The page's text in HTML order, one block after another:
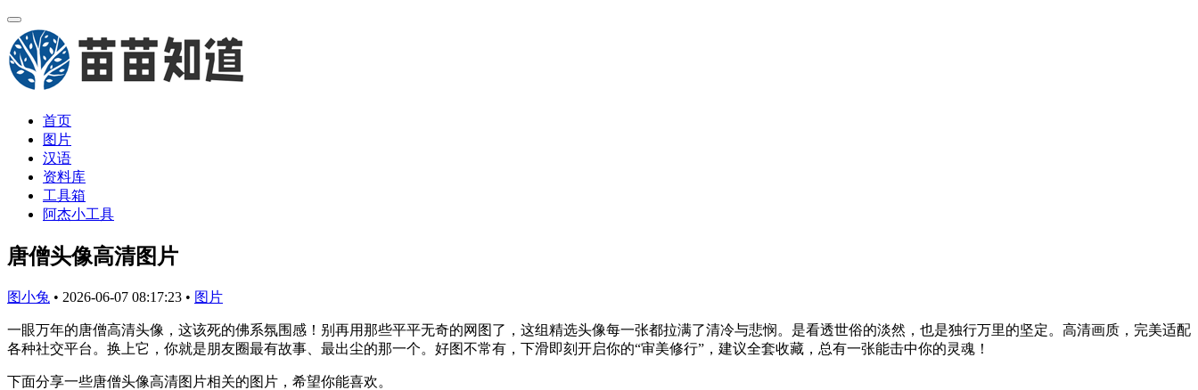
首页
图片
汉语
资料库
工具箱
阿杰小工具
唐僧头像高清图片
图小兔 • 2026-06-07 08:17:23 • 图片
一眼万年的唐僧高清头像，这该死的佛系氛围感！别再用那些平平无奇的网图了，这组精选头像每一张都拉满了清冷与悲悯。是看透世俗的淡然，也是独行万里的坚定。高清画质，完美适配
各种社交平台。换上它，你就是朋友圈最有故事、最出尘的那一个。好图不常有，下滑即刻开启你的“审美修行”，建议全套收藏，总有一张能击中你的灵魂！
下面分享一些唐僧头像高清图片相关的图片，希望你能喜欢。